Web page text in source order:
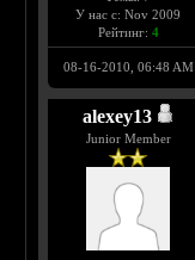
У нас с: Nov 2009
Рейтинг: 4
08-16-2010, 06:48 AM
alexey13
Junior Member